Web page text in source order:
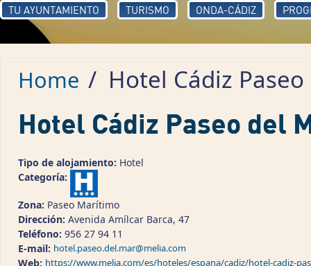
TU AYUNTAMIENTO TURISMO ONDA-CÁDIZ
Home / Hotel Cádiz
Hotel Cádiz Paseo del
Tipo de alojamiento: Hotel
Categoría:
Zona: Paseo Marítimo
Dirección: Avenida Amílcar Barca, 47
Teléfono: 956 27 94 11
E-mail: hotel.paseo.del.mar@melia.com
Web: https://www.melia.com/es/hoteles/espana/cadiz/hotel-cadiz-